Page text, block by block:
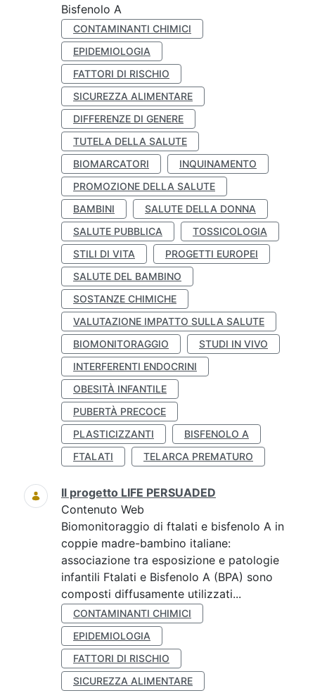
Bisfenolo A
CONTAMINANTI CHIMICI
EPIDEMIOLOGIA
FATTORI DI RISCHIO
SICUREZZA ALIMENTARE
DIFFERENZE DI GENERE
TUTELA DELLA SALUTE
BIOMARCATORI
INQUINAMENTO
PROMOZIONE DELLA SALUTE
BAMBINI
SALUTE DELLA DONNA
SALUTE PUBBLICA
TOSSICOLOGIA
STILI DI VITA
PROGETTI EUROPEI
SALUTE DEL BAMBINO
SOSTANZE CHIMICHE
VALUTAZIONE IMPATTO SULLA SALUTE
BIOMONITORAGGIO
STUDI IN VIVO
INTERFERENTI ENDOCRINI
OBESITÀ INFANTILE
PUBERTÀ PRECOCE
PLASTICIZZANTI
BISFENOLO A
FTALATI
TELARCA PREMATURO
Il progetto LIFE PERSUADED
Contenuto Web
Biomonitoraggio di ftalati e bisfenolo A in
coppie madre-bambino italiane:
associazione tra esposizione e patologie
infantili Ftalati e Bisfenolo A (BPA) sono
composti diffusamente utilizzati...
CONTAMINANTI CHIMICI
EPIDEMIOLOGIA
FATTORI DI RISCHIO
SICUREZZA ALIMENTARE